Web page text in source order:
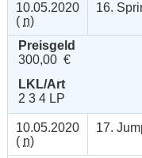
10.05.2020
( n)
16.
Preisgeld
300,00 €
LKL/Art
2 3 4 LP
10.05.2020
( n)
17.